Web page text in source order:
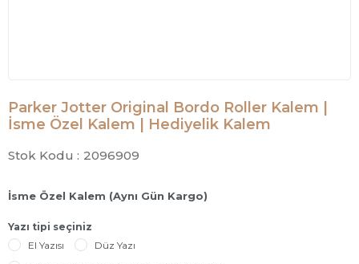
Parker Jotter Original Bordo Roller Kalem |
İsme Özel Kalem | Hediyelik Kalem
Stok Kodu : 2096909
İsme Özel Kalem (Aynı Gün Kargo)
Yazı tipi seçiniz
El Yazısı
Düz Yazı